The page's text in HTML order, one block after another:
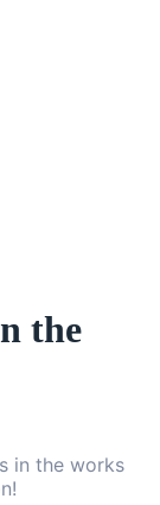
the
in the works